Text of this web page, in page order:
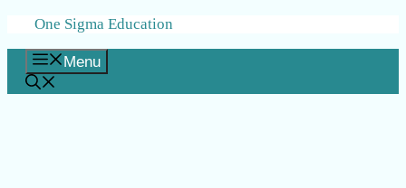
Skip
content
One Sigma Education
Menu